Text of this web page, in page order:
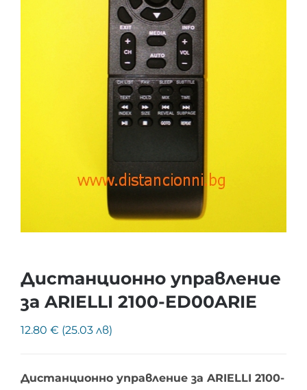
Дистанционно управление
за ARIELLI 2100-ED00ARIE
12.80 € (25.03 лв)
Дистанционно управление за ARIELLI 2100-